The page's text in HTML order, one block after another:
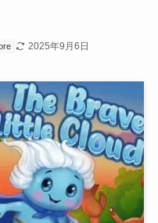
2025年9月6日